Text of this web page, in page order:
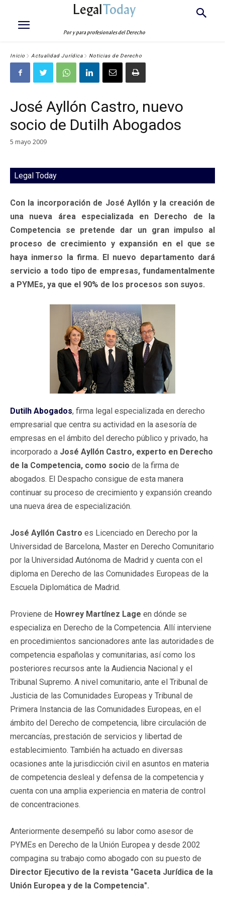
LegalToday
Por y para profesionales del Derecho
Inicio Actualidad Jurídica Noticias de Derecho
José Ayllón Castro, nuevo
socio de Dutilh Abogados
5 mayo 2009
Legal Today
Con la incorporación de José Ayllón y la creación de
una nueva área especializada en Derecho de la
Competencia se pretende dar un gran impulso al
proceso de crecimiento y expansión en el que se
haya inmerso la firma. El nuevo departamento dará
servicio a todo tipo de empresas, fundamentalmente
a PYMEs, ya que el 90% de los procesos son suyos.
Dutilh Abogados, firma legal especializada en derecho
empresarial que centra su actividad en la asesoría de
empresas en el ámbito del derecho público y privado, ha
incorporado a José Ayllón Castro, experto en Derecho
de la Competencia, como socio de la firma de
abogados. El Despacho consigue de esta manera
continuar su proceso de crecimiento y expansión creando
una nueva área de especialización.
José Ayllón Castro es Licenciado en Derecho por la
Universidad de Barcelona, Master en Derecho Comunitario
por la Universidad Autónoma de Madrid y cuenta con el
diploma en Derecho de las Comunidades Europeas de la
Escuela Diplomática de Madrid.
Proviene de Howrey Martínez Lage en dónde se
especializa en Derecho de la Competencia. Allí interviene
en procedimientos sancionadores ante las autoridades de
competencia españolas y comunitarias, así como los
posteriores recursos ante la Audiencia Nacional y el
Tribunal Supremo. A nivel comunitario, ante el Tribunal de
Justicia de las Comunidades Europeas y Tribunal de
Primera Instancia de las Comunidades Europeas, en el
ámbito del Derecho de competencia, libre circulación de
mercancías, prestación de servicios y libertad de
establecimiento. También ha actuado en diversas
ocasiones ante la jurisdicción civil en asuntos en materia
de competencia desleal y defensa de la competencia y
cuenta con una amplia experiencia en materia de control
de concentraciones.
Anteriormente desempeñó su labor como asesor de
PYMEs en Derecho de la Unión Europea y desde 2002
compagina su trabajo como abogado con su puesto de
Director Ejecutivo de la revista "Gaceta Jurídica de la
Unión Europea y de la Competencia".